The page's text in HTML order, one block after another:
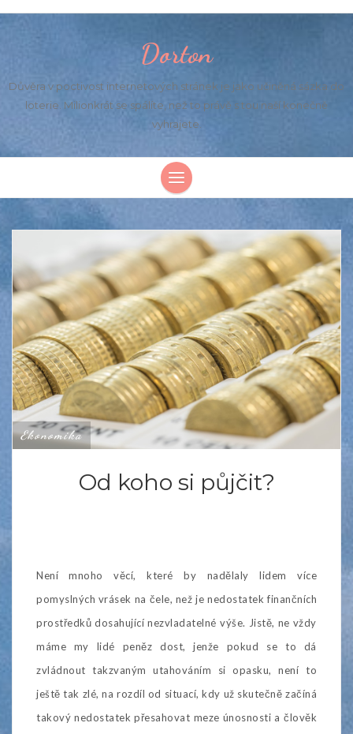
Dorton
Důvěra v poctivost internetových stránek je jako učiněná sázka do
loterie. Milionkrát se spálíte, než to právě s tou naší konečně
vyhrajete.
Ekonomika
Od koho si půjčit?
Není mnoho věcí, které by nadělaly lidem více
pomyslných vrásek na čele, než je nedostatek finančních
prostředků dosahující nezvladatelné výše. Jistě, ne vždy
máme my lidé peněz dost, jenže pokud se to dá
zvládnout takzvaným utahováním si opasku, není to
ještě tak zlé, na rozdíl od situací, kdy už skutečně začíná
takový nedostatek přesahovat meze únosnosti a člověk